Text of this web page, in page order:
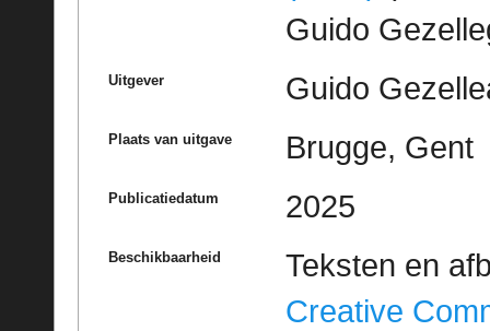
Guido
Uitgever Guido
Plaats van uitgave Brugge, Gent
Publicatiedatum 2025
Beschikbaarheid
Teksten en
Creative